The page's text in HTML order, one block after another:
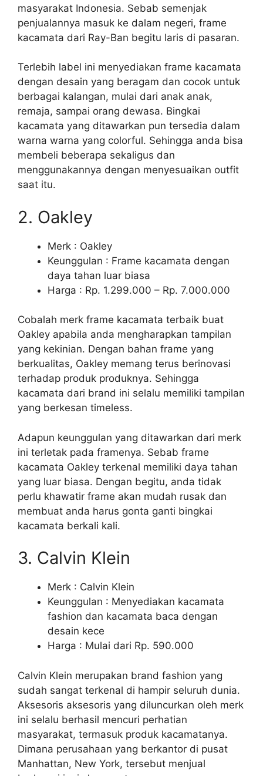
masyarakat Indonesia. Sebab semenjak
penjualannya masuk ke dalam negeri, frame
kacamata dari Ray-Ban begitu laris di pasaran.
Terlebih label ini menyediakan frame kacamata
dengan desain yang beragam dan cocok untuk
berbagai kalangan, mulai dari anak anak,
remaja, sampai orang dewasa. Bingkai
kacamata yang ditawarkan pun tersedia dalam
warna warna yang colorful. Sehingga anda bisa
membeli beberapa sekaligus dan
menggunakannya dengan menyesuaikan outfit
saat itu.
2. Oakley
Merk : Oakley
Keunggulan : Frame kacamata dengan
daya tahan luar biasa
Harga : Rp. 1.299.000 – Rp. 7.000.000
Cobalah merk frame kacamata terbaik buat
Oakley apabila anda mengharapkan tampilan
yang kekinian. Dengan bahan frame yang
berkualitas, Oakley memang terus berinovasi
terhadap produk produknya. Sehingga
kacamata dari brand ini selalu memiliki tampilan
yang berkesan timeless.
Adapun keunggulan yang ditawarkan dari merk
ini terletak pada framenya. Sebab frame
kacamata Oakley terkenal memiliki daya tahan
yang luar biasa. Dengan begitu, anda tidak
perlu khawatir frame akan mudah rusak dan
membuat anda harus gonta ganti bingkai
kacamata berkali kali.
3. Calvin Klein
Merk : Calvin Klein
Keunggulan : Menyediakan kacamata
fashion dan kacamata baca dengan
desain kece
Harga : Mulai dari Rp. 590.000
Calvin Klein merupakan brand fashion yang
sudah sangat terkenal di hampir seluruh dunia.
Aksesoris aksesoris yang diluncurkan oleh merk
ini selalu berhasil mencuri perhatian
masyarakat, termasuk produk kacamatanya.
Dimana perusahaan yang berkantor di pusat
Manhattan, New York, tersebut menjual